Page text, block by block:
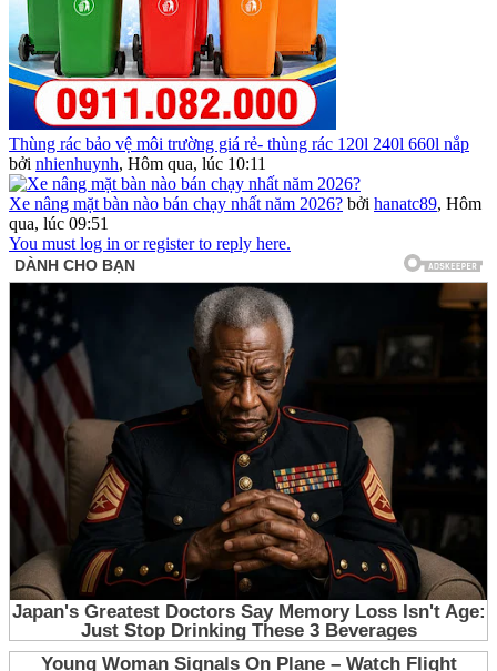
Thùng rác bảo vệ môi trường giá rẻ- thùng rác 120l 240l 660l nắp
bởi nhienhuynh, Hôm qua, lúc 10:11
Xe nâng mặt bàn nào bán chạy nhất năm 2026? bởi hanatc89, Hôm
qua, lúc 09:51
You must log in or register to reply here.